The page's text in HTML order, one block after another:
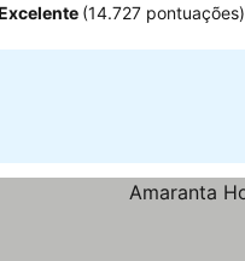
(14.727 pontuações)